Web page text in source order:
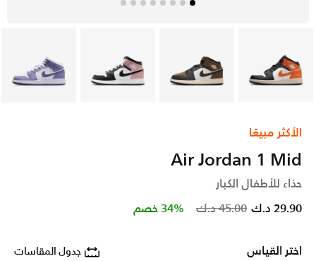
برتقالي رمادي أبيض
الأكثر مبيعًا
Air Jordan 1 Mid
حذاء للأطفال الكبار
Price reduced from
45.00 د.ك to 29.90 د.ك 34% خصم
اختر القياس جدول المقاسات